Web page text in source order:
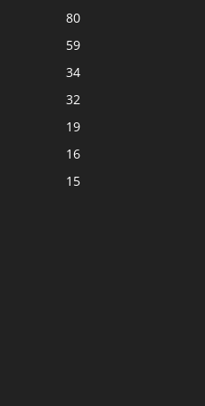
80
59
34
32
19
16
15